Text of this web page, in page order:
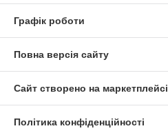
Графік роботи
Повна версія сайту
Сайт створено на маркетплейсі
Політика конфіденційності